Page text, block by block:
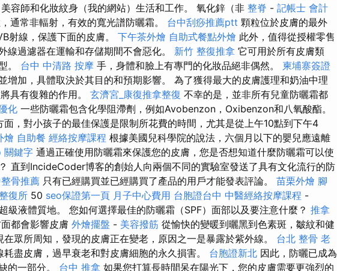
容師和化妝紋身（我的網站）生活和工作。 氧化鋅（非 整脊 - 記帳士 會計
通常非輻射，有效的寬光譜防曬霜。 台中刮痧推薦ptt 顆粒位於皮膚的最外
射線，保護下面的皮膚。 下午茶外燴 自助式餐點外燴 此外，值得從授權零售
線過濾器在運輸和存儲期間不會惡化。 新竹 整復推拿 它可用於所有皮膚類
。 台中 中清路 按摩 手，身體和臉上有專門的化妝品絕非偶然。 柬埔寨簽證
增加，具體取決於其目的和預期影響。 為了獲得最大的皮膚護理和奶油中理
具有復雜的作用。 玄濟宮_康復推拿整復 不幸的是，並非所有兒童防曬霜都
化 一些防曬霜包含化學阻滯劑，例如Avobenzon，Oxibenzon和八氧酸酯。
面，對小孩子的最佳保護是限制所花費的時間，尤其是從上午10點到下午4
燴 自助餐 經絡按摩課程 根據美國兒科學院的說法，六個月以下的嬰兒應遠離
關鍵字 通過正確使用防曬霜來保護您的皮膚，您是否想知道什麼防曬霜可以使
直到IncideCoder博客的創始人向兩個不同的實驗室發送了具有文化流行的防
骨推薦 只有已經購買並已經購買了產品的用戶才能發表評論。 苗栗外燴 腳
復所 50 seo保證第一頁 月子中心費用 台胞證台中 中醫經絡按摩課程 -
級液體質地。 您如何選擇最佳的防曬霜（SPF）面部以及要注意什麼？ 推拿
都會影響皮膚 外燴擺盤 - 美容撥筋 從愉快的變暖到曬黑到色素斑，皺紋和健
在眾所周知，發現的皮膚正在變老，原因之一是暴露於紫外線。 台北 整骨 老
耗盡皮膚，過早衰老和對皮膚細胞的永久損害。 台胞證新北 因此，防曬已成為
的一部分。 台中 推拿 如果您打算長時間呆在陽光下，您的皮膚需要更強烈的